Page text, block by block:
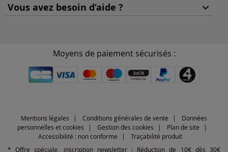
Vous avez besoin d’aide ?
Moyens de paiement sécurisés :
Mentions légales Conditions générales de vente
Données
personnelles et cookies
Gestion des cookies
Plan de site
Accessibilité : non conforme
Traçabilité produit
* Offre spéciale, inscription newsletter : Réduction de 10€ dès 30€